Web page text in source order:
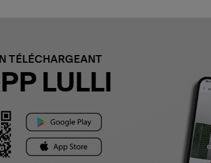
TÉLÉCHARGEANT
LULLI